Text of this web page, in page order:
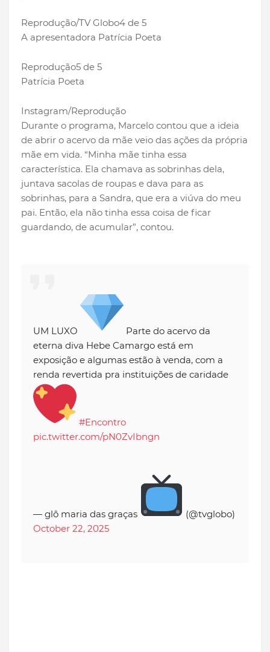
Reprodução/TV Globo4 de 5
A apresentadora Patrícia Poeta
Reprodução5 de 5
Patrícia Poeta
Instagram/Reprodução
Durante o programa, Marcelo contou que a ideia
de abrir o acervo da mãe veio das ações da própria
mãe em vida. “Minha mãe tinha essa
característica. Ela chamava as sobrinhas dela,
juntava sacolas de roupas e dava para as
sobrinhas, para a Sandra, que era a viúva do meu
pai. Então, ela não tinha essa coisa de ficar
guardando, de acumular”, contou.
UM LUXO
Parte do acervo da
eterna diva Hebe Camargo está em
exposição e algumas estão à venda, com a
renda revertida pra instituições de caridade
#Encontro
pic.twitter.com/pN0ZvIbngn
— glô maria das graças
(@tvglobo)
October 22, 2025